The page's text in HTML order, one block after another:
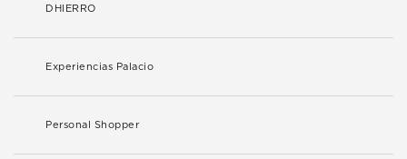
DHIERRO
Experiencias Palacio
Personal Shopper